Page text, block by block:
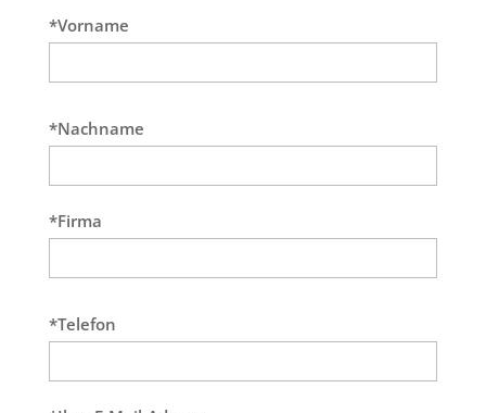
*Vorname
*Nachname
*Firma
*Telefon